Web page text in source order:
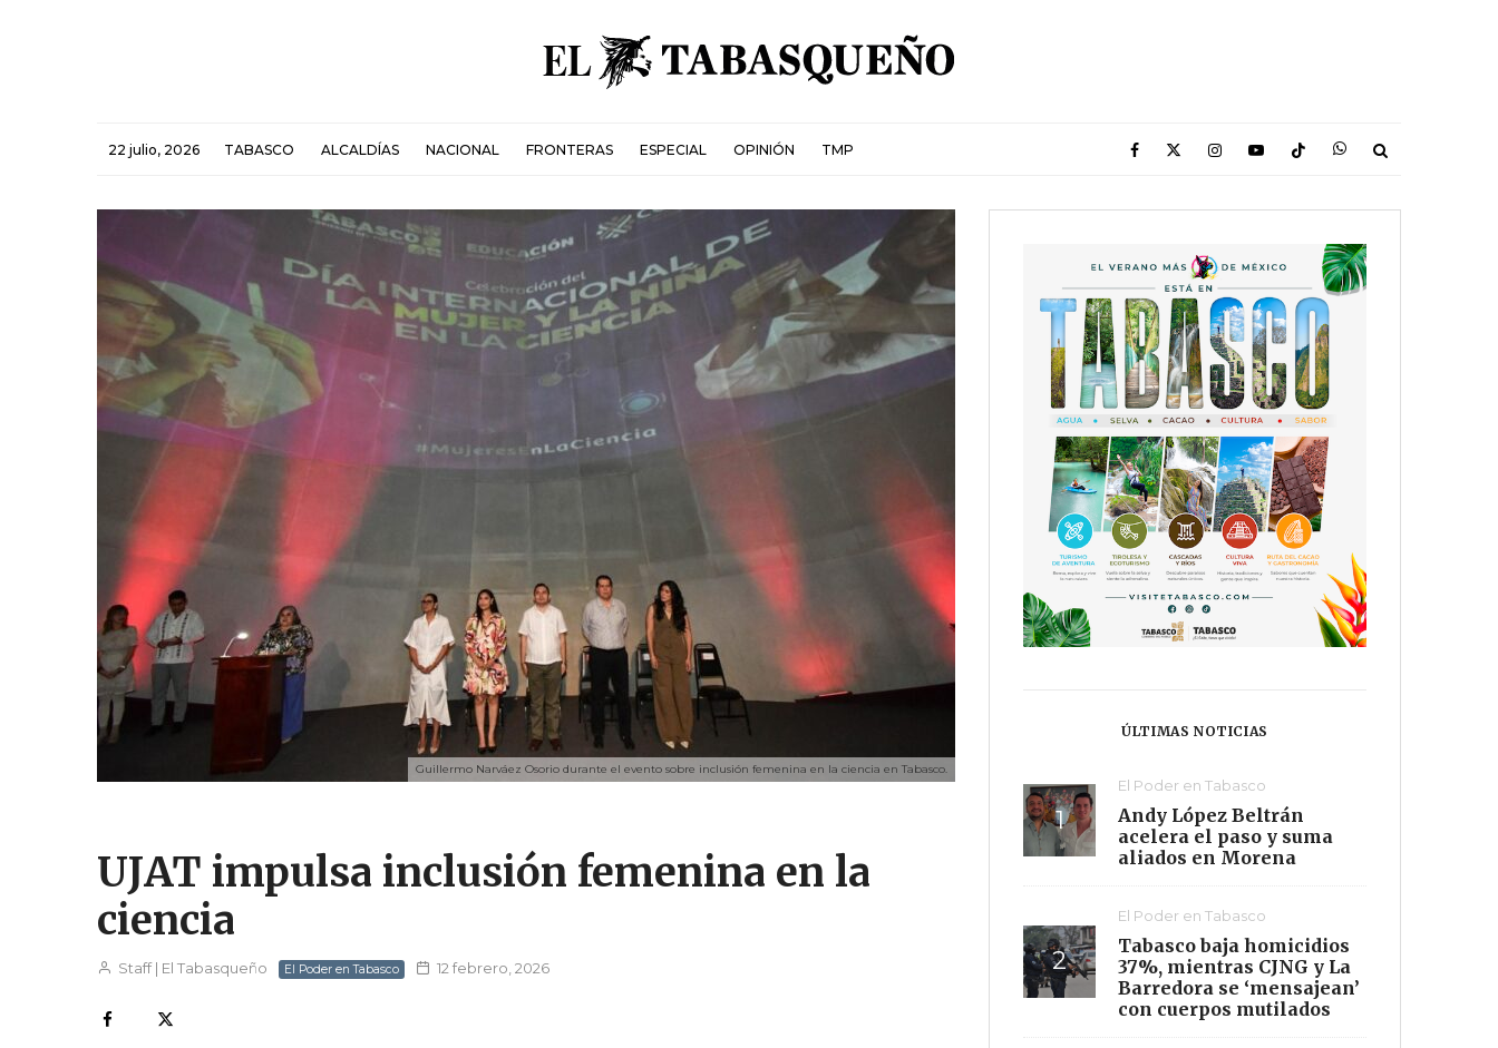
22 julio, 2026 TABASCO ALCALDÍAS NACIONAL FRONTERAS ESPECIAL OPINIÓN TMP
Guillermo Narváez Osorio durante el evento sobre inclusión femenina en la ciencia en Tabasco.
UJAT impulsa inclusión femenina en la
ciencia
Staff | El Tabasqueño El Poder en Tabasco 12 febrero, 2026
ÚLTIMAS NOTICIAS
El Poder en Tabasco
Andy López Beltrán
acelera el paso y suma
aliados en Morena
El Poder en Tabasco
Tabasco baja homicidios
37%, mientras CJNG y La
Barredora se ‘mensajean’
con cuerpos mutilados